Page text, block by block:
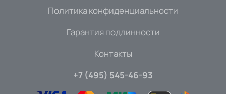
Политика конфиденциальности
Гарантия подлинности
Контакты
+7 (495) 545-46-93